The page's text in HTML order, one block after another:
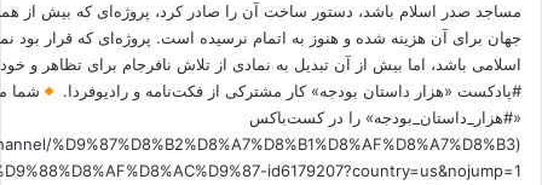
مساجد صدر اسلام باشد، دستور ساخت آن را صادر کرد، پروژه‌ای که بیش از
جهان برای آن هزینه شده و هنوز به اتمام نرسیده است. پروژه‌ای که قرار بود
اسلامی باشد، اما بیش از آن تبدیل به نمادی از تلاش نافرجام برای تظاهر و
#پادکست «هزار داستان بودجه» کار مشترکی از فکت‌نامه و رادیوفردا.
شما
«#هزار_داستان_بودجه» را در کست‌باکس
%D9%87%D8%B2%D8%A7%D8%B1%D8%AF%D8%A7%D8%B3